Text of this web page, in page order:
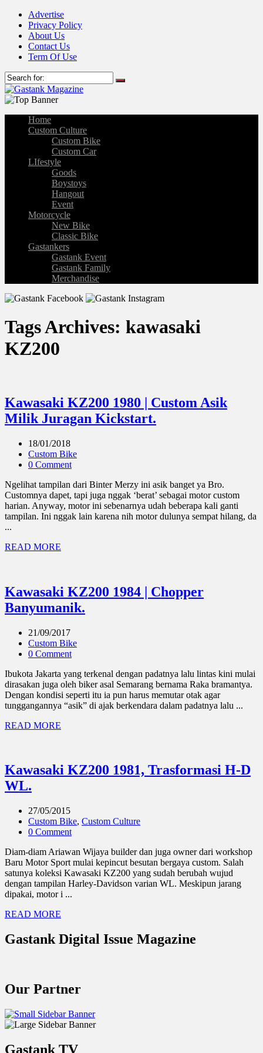
Advertise
Privacy Policy
About Us
Contact Us
Term Of Use
Home
Custom Culture
Custom Bike
Custom Car
LIfestyle
Goods
Boystoys
Hangout
Event
Motorcycle
New Bike
Classic Bike
Gastankers
Gastank Event
Gastank Family
Merchandise
Tags Archives: kawasaki
KZ200
Kawasaki KZ200 1980 | Custom Asik
Milik Juragan Kickstart.
18/01/2018
Custom Bike
0 Comment
Ngelihat tampilan dari Binter Merzy ini asik banget ya Bro.
Customnya dapet, tapi juga nggak ‘berat’ sebagai motor custom
harian. Anyway, motor ini sebenarnya udah beberapa kali ganti
tampilan. Ini nggak lain karena nih motor dulunya sempat hilang, da
...
READ MORE
Kawasaki KZ200 1984 | Chopper
Banyumanik.
21/09/2017
Custom Bike
0 Comment
Ibukota Jakarta yang terkenal dengan padatnya lalu lintas kini mulai
dirasakan juga oleh biker asal Semarang bernama Raka bramantya.
Dengan kondisi seperti itu ia pun harus memutar otak agar
tunggangannya “asik” di ajak berkendara dalam padatnya lalu ...
READ MORE
Kawasaki KZ200 1981, Trasformasi H-D
WL.
27/05/2015
Custom Bike, Custom Culture
0 Comment
Diam-diam Ariawan Wijaya builder dan juga owner dari workshop
Baru Motor Sport mulai kepincut besutan bergaya custom. Salah
satunya koleksi Kawasaki KZ200 yang sudah berubah wujud
dengan tampilan Harley-Davidson varian WL. Meskipun jarang
dipakai, motor i ...
READ MORE
Gastank Digital Issue Magazine
Our Partner
Gastank TV